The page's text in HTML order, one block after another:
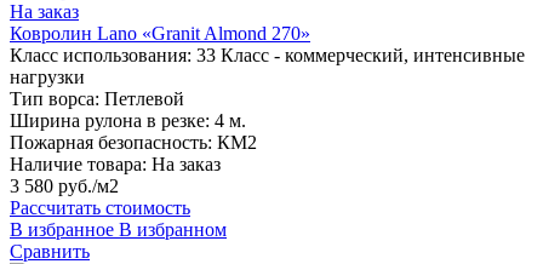
На заказ
Ковролин Lano «Granit Almond 270»
Класс использования: 33 Класс - коммерческий, интенсивные
нагрузки
Тип ворса: Петлевой
Ширина рулона в резке: 4 м.
Пожарная безопасность: КМ2
Наличие товара: На заказ
3 580 руб./м2
Рассчитать стоимость
В избранное В избранном
Сравнить